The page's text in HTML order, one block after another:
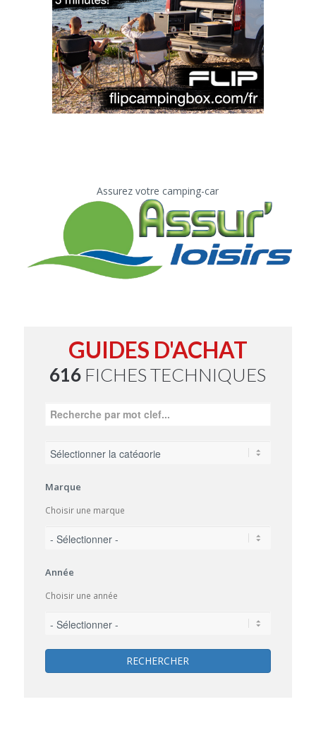
Assurez votre camping-car
GUIDES D'ACHAT
616 FICHES TECHNIQUES
Marque
Choisir une marque
Année
Choisir une année
RECHERCHER